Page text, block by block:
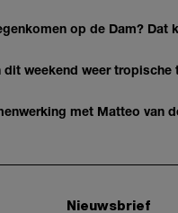
op de Dam? Dat
weekend weer tropische
met Matteo van
Nieuwsbrief